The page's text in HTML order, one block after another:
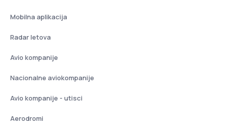
Mobilna aplikacija
Radar letova
Avio kompanije
Nacionalne aviokompanije
Avio kompanije - utisci
Aerodromi